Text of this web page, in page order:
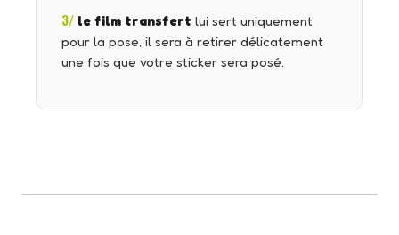
3/ le film transfert lui sert uniquement
pour la pose, il sera à retirer délicatement
une fois que votre sticker sera posé.